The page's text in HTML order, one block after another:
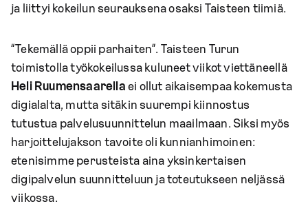
ja liittyi kokeilun seurauksena osaksi Taisteen tiimiä.
“Tekemällä oppii parhaiten”. Taisteen Turun
toimistolla työkokeilussa kuluneet viikot viettäneellä
Heli Ruumensaarella ei ollut aikaisempaa kokemusta
digialalta, mutta sitäkin suurempi kiinnostus
tutustua palvelusuunnittelun maailmaan. Siksi myös
harjoittelujakson tavoite oli kunnianhimoinen:
etenisimme perusteista aina yksinkertaisen
digipalvelun suunnitteluun ja toteutukseen neljässä
viikossa.